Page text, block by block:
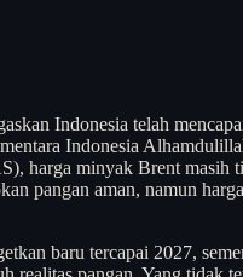
Indonesia telah
Indonesia
harga minyak Brent masih
pangan aman, namun
baru tercapai 2027,